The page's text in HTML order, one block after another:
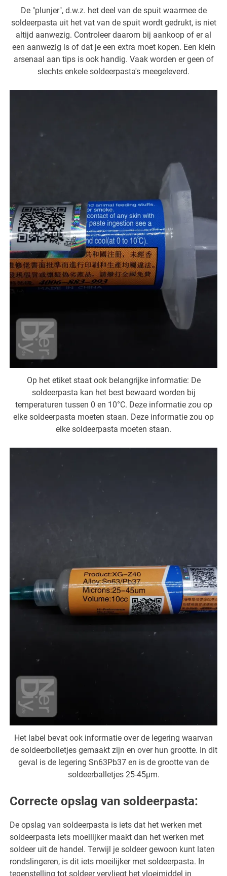
De "plunjer", d.w.z. het deel van de spuit waarmee de
soldeerpasta uit het vat van de spuit wordt gedrukt, is niet
altijd aanwezig. Controleer daarom bij aankoop of er al
een aanwezig is of dat je een extra moet kopen. Een klein
arsenaal aan tips is ook handig. Vaak worden er geen of
slechts enkele soldeerpasta's meegeleverd.
Op het etiket staat ook belangrijke informatie: De
soldeerpasta kan het best bewaard worden bij
temperaturen tussen 0 en 10°C. Deze informatie zou op
elke soldeerpasta moeten staan. Deze informatie zou op
elke soldeerpasta moeten staan.
Het label bevat ook informatie over de legering waarvan
de soldeerbolletjes gemaakt zijn en over hun grootte. In dit
geval is de legering Sn63Pb37 en is de grootte van de
soldeerballetjes 25-45µm.
Correcte opslag van soldeerpasta:
De opslag van soldeerpasta is iets dat het werken met
soldeerpasta iets moeilijker maakt dan het werken met
soldeer uit de handel. Terwijl je soldeer gewoon kunt laten
rondslingeren, is dit iets moeilijker met soldeerpasta. In
tegenstelling tot soldeer vervliegt het vloeimiddel in